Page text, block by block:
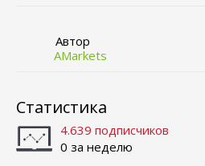
Автор
AMarkets
Статистика
4.639 подписчиков
0 за неделю